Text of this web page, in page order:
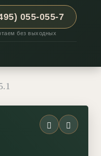
055-055-7
без выходных